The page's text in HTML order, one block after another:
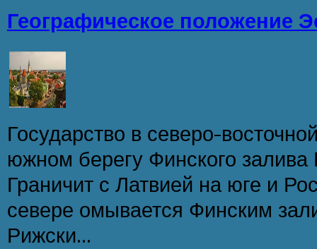
Географическое положение
Государство в северо-
южном берегу Финского залива
Граничит с Латвией на юге и
севере омывается Финским
Рижски...